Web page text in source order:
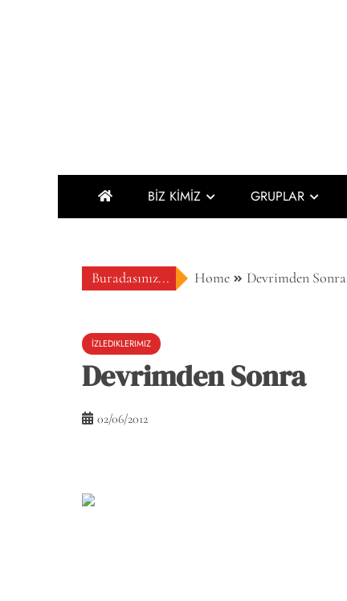
BİZ KİMİZ GRUPLAR
Buradasınız... Home Devrimden Sonra
İZLEDIKLERIMIZ
Devrimden Sonra
02/06/2012